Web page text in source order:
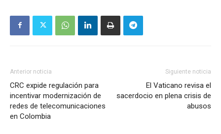
Anterior noticia
CRC expide regulación para
incentivar modernización de
redes de telecomunicaciones
en Colombia
Siguiente noticia
El Vaticano revisa el
sacerdocio en plena crisis de
abusos